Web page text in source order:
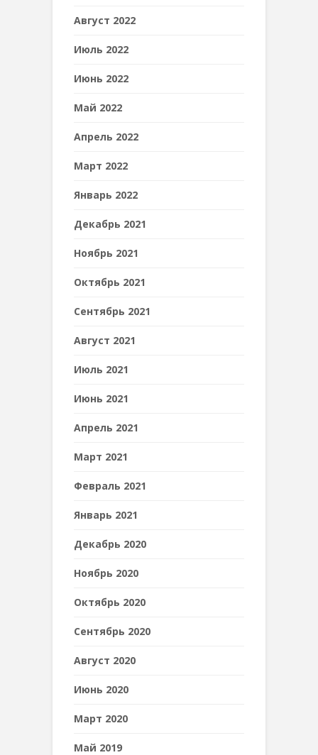
Август 2022
Июль 2022
Июнь 2022
Май 2022
Апрель 2022
Март 2022
Январь 2022
Декабрь 2021
Ноябрь 2021
Октябрь 2021
Сентябрь 2021
Август 2021
Июль 2021
Июнь 2021
Апрель 2021
Март 2021
Февраль 2021
Январь 2021
Декабрь 2020
Ноябрь 2020
Октябрь 2020
Сентябрь 2020
Август 2020
Июнь 2020
Март 2020
Май 2019